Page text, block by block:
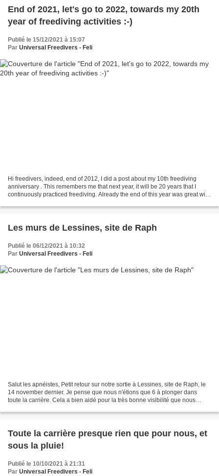
End of 2021, let's go to 2022, towards my 20th
year of freediving activities :-)
Publié le 15/12/2021 à 15:07
Par Universal Freedivers - Feli
Hi freedivers, indeed, end of 2012, I did a post about my 10th freediving
anniversary . This remembers me that next year, it will be 20 years that I
continuously practiced freediving. Already the end of this year was great with
Les murs de Lessines, site de Raph
Publié le 06/12/2021 à 10:32
Par Universal Freedivers - Feli
Salut les apnéistes, Petit retour sur notre sortie à Lessines, site de Raph, le
14 november dernier. Je pense que nous n'étions que 6 à plonger dans
toute la carrière. Cela a bien aidé pour la très bonne visibilité que nous
Toute la carrière presque rien que pour nous, et
sous la pluie!
Publié le 10/10/2021 à 21:31
Par Universal Freedivers - Feli